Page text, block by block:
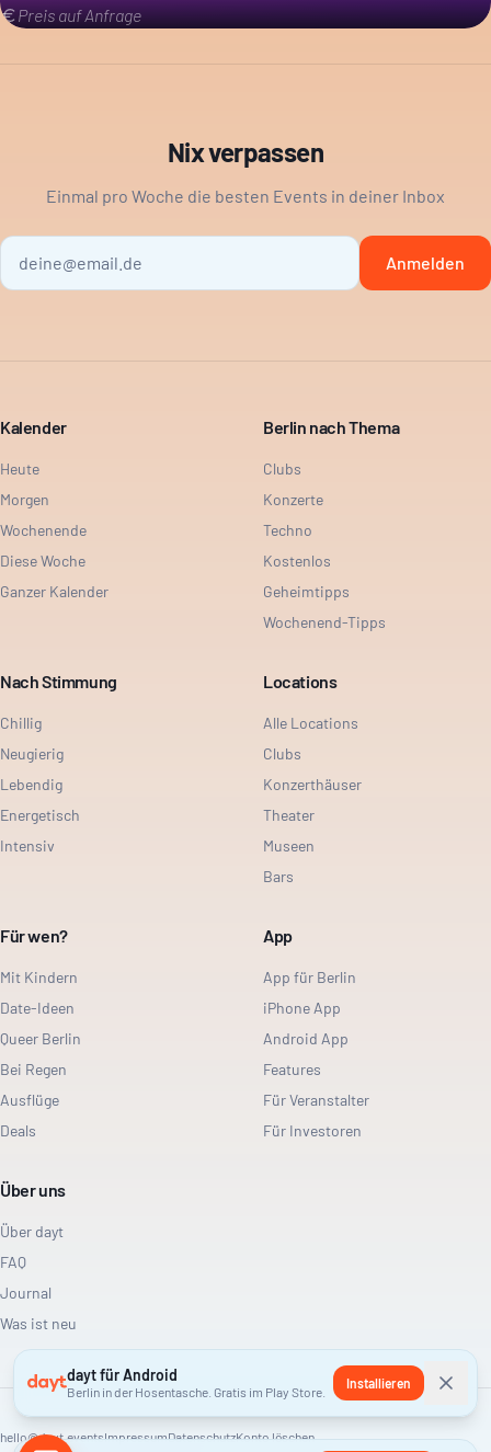
Preis auf Anfrage
Nix verpassen
Einmal pro Woche die besten Events in deiner Inbox
Anmelden
Kalender
Heute
Morgen
Wochenende
Diese Woche
Ganzer Kalender
Berlin nach Thema
Clubs
Konzerte
Techno
Kostenlos
Geheimtipps
Wochenend-Tipps
Nach Stimmung
Chillig
Neugierig
Lebendig
Energetisch
Intensiv
Locations
Alle Locations
Clubs
Konzerthäuser
Theater
Museen
Bars
Für wen?
Mit Kindern
Date-Ideen
Queer Berlin
Bei Regen
Ausflüge
Deals
App
App für Berlin
iPhone App
Android App
Features
Für Veranstalter
Für Investoren
Über uns
Über dayt
FAQ
Journal
Was ist neu
hello@dayt.eventsImpressumDatenschutzKonto löschen
dayt für Android
Berlin in der Hosentasche. Gratis im Play Store.
Installieren